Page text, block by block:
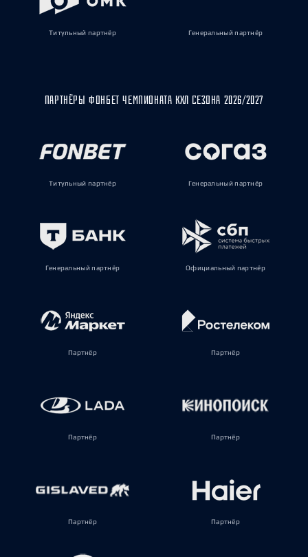
Титульный партнёр Генеральный партнёр
ПАРТНЁРЫ ФОНБЕТ ЧЕМПИОНАТА КХЛ СЕЗОНА 2026/2027
Титульный партнёр Генеральный партнёр
Генеральный партнёр Официальный партнёр
Партнёр Партнёр
Партнёр Партнёр
Партнёр Партнёр